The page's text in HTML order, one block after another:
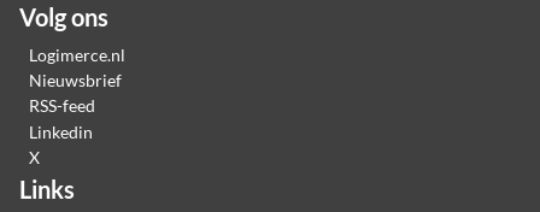
Volg ons
Logimerce.nl
Nieuwsbrief
RSS-feed
Linkedin
X
Links